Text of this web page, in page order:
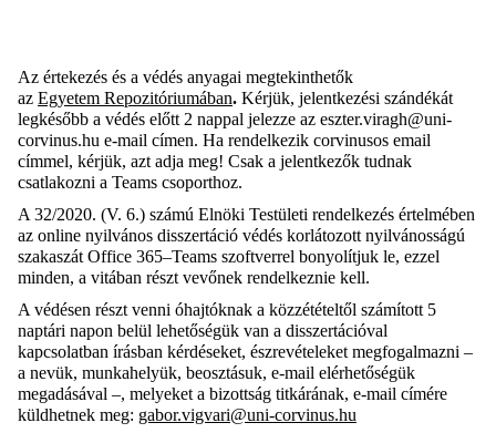
Az értekezés és a védés anyagai megtekinthetők
az Egyetem Repozitóriumában. Kérjük, jelentkezési szándékát
legkésőbb a védés előtt 2 nappal jelezze az eszter.viragh@uni-
corvinus.hu e-mail címen. Ha rendelkezik corvinusos email
címmel, kérjük, azt adja meg! Csak a jelentkezők tudnak
csatlakozni a Teams csoporthoz.
A 32/2020. (V. 6.) számú Elnöki Testületi rendelkezés értelmében
az online nyilvános disszertáció védés korlátozott nyilvánosságú
szakaszát Office 365–Teams szoftverrel bonyolítjuk le, ezzel
minden, a vitában részt vevőnek rendelkeznie kell.
A védésen részt venni óhajtóknak a közzétételtől számított 5
naptári napon belül lehetőségük van a disszertációval
kapcsolatban írásban kérdéseket, észrevételeket megfogalmazni –
a nevük, munkahelyük, beosztásuk, e-mail elérhetőségük
megadásával –, melyeket a bizottság titkárának, e-mail címére
küldhetnek meg: gabor.vigvari@uni-corvinus.hu